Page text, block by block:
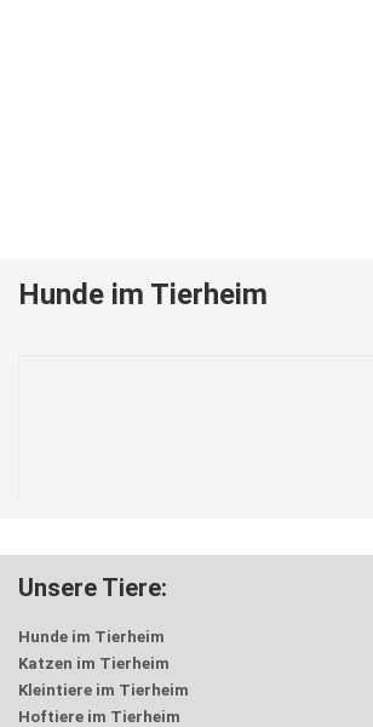
Hunde im Tierheim
Unsere Tiere:
Hunde im Tierheim
Katzen im Tierheim
Kleintiere im Tierheim
Hoftiere im Tierheim